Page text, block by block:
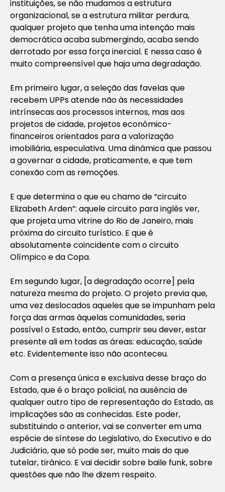
instituições, se não mudamos a estrutura
organizacional, se a estrutura militar perdura,
qualquer projeto que tenha uma intenção mais
democrática acaba submergindo, acaba sendo
derrotado por essa força inercial. E nessa caso é
muito compreensível que haja uma degradação.
Em primeiro lugar, a seleção das favelas que
recebem UPPs atende não às necessidades
intrínsecas aos processos internos, mas aos
projetos de cidade, projetos econômico-
financeiros orientados para a valorização
imobiliária, especulativa. Uma dinâmica que passou
a governar a cidade, praticamente, e que tem
conexão com as remoções.
E que determina o que eu chamo de “circuito
Elizabeth Arden”: aquele circuito para inglês ver,
que projeta uma vitrine do Rio de Janeiro, mais
próxima do circuito turístico. E que é
absolutamente coincidente com o circuito
Olímpico e da Copa.
Em segundo lugar, [a degradação ocorre] pela
natureza mesma do projeto. O projeto previa que,
uma vez deslocados aqueles que se impunham pela
força das armas àquelas comunidades, seria
possível o Estado, então, cumprir seu dever, estar
presente ali em todas as áreas: educação, saúde
etc. Evidentemente isso não aconteceu.
Com a presença única e exclusiva desse braço do
Estado, que é o braço policial, na ausência de
qualquer outro tipo de representação do Estado, as
implicações são as conhecidas. Este poder,
substituindo o anterior, vai se converter em uma
espécie de síntese do Legislativo, do Executivo e do
Judiciário, que só pode ser, muito mais do que
tutelar, tirânico. E vai decidir sobre baile funk, sobre
questões que não lhe dizem respeito.